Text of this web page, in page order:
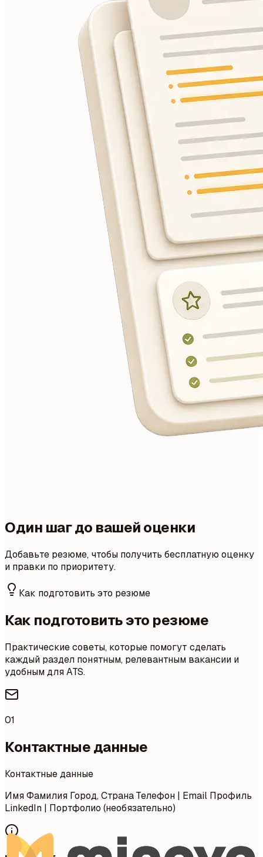
Один шаг до вашей оценки
Добавьте резюме, чтобы получить бесплатную оценку
и правки по приоритету.
Как подготовить это резюме
Как подготовить это резюме
Практические советы, которые помогут сделать
каждый раздел понятным, релевантным вакансии и
удобным для ATS.
01
Контактные данные
Контактные данные
Имя Фамилия Город, Страна Телефон | Email Профиль
LinkedIn | Портфолио (необязательно)